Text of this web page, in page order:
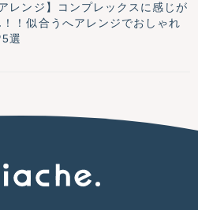
レンジ】コンプレックスに感じが
！似合うへアレンジでおしゃれ
選